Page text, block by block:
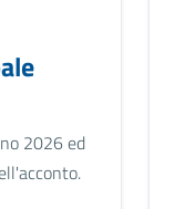
2026 ed